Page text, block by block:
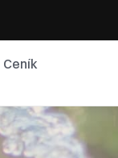
Ceník